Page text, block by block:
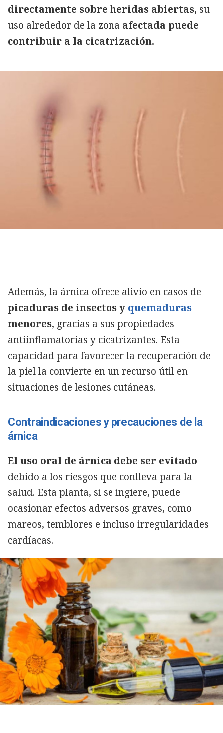
directamente sobre heridas abiertas, su
uso alrededor de la zona afectada puede
contribuir a la cicatrización.
Además, la árnica ofrece alivio en casos de
picaduras de insectos y quemaduras
menores, gracias a sus propiedades
antiinflamatorias y cicatrizantes. Esta
capacidad para favorecer la recuperación de
la piel la convierte en un recurso útil en
situaciones de lesiones cutáneas.
Contraindicaciones y precauciones de la
árnica
El uso oral de árnica debe ser evitado
debido a los riesgos que conlleva para la
salud. Esta planta, si se ingiere, puede
ocasionar efectos adversos graves, como
mareos, temblores e incluso irregularidades
cardíacas.